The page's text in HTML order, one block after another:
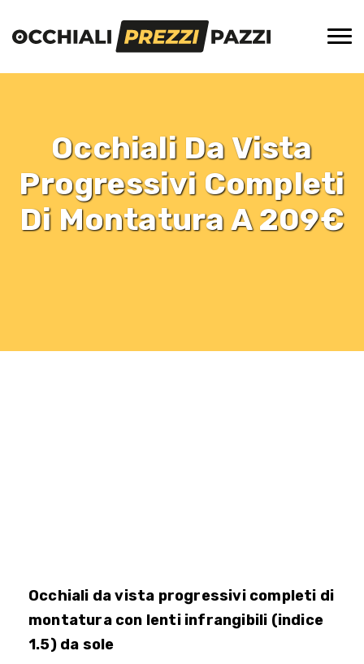
Occhiali Da Vista
Progressivi Completi
Di Montatura A 209€
Occhiali da vista progressivi completi di
montatura con lenti infrangibili (indice
1.5) da sole